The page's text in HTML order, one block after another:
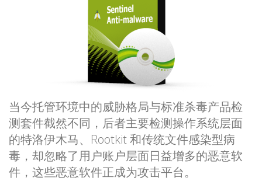
当今托管环境中的威胁格局与标准杀毒产品检
测套件截然不同，后者主要检测操作系统层面
的特洛伊木马、Rootkit 和传统文件感染型病
毒，却忽略了用户账户层面日益增多的恶意软
件，这些恶意软件正成为攻击平台。